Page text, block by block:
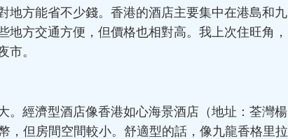
地方能省不少錢。香港的酒店主要集中在港島和九
方交通方便，但價格也相對高。我上次住旺角，
市。
。經濟型酒店像香港如心海景酒店（地址：荃灣楊
，但房間空間較小。舒適型的話，像九龍香格里拉